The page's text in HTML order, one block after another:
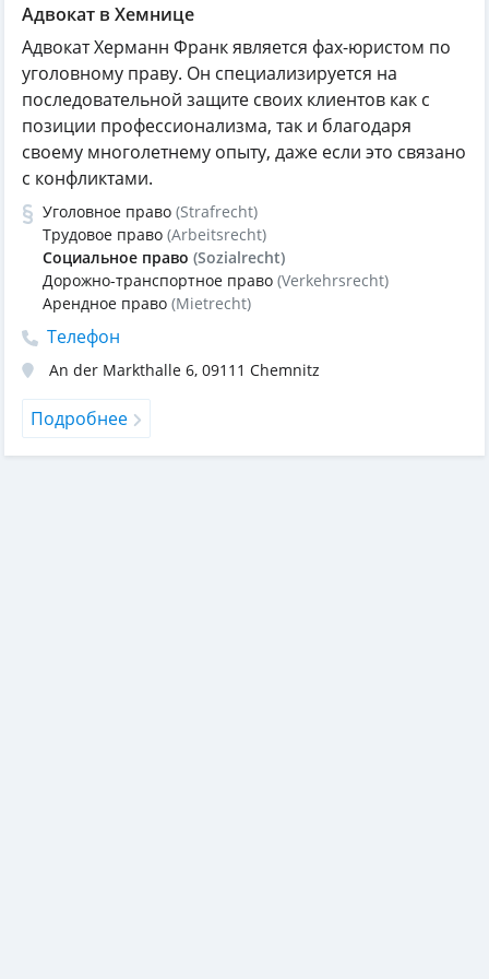
Адвокат в Хемнице
Адвокат Херманн Франк является фах-юристом по
уголовному праву. Он специализируется на
последовательной защите своих клиентов как с
позиции профессионализма, так и благодаря
своему многолетнему опыту, даже если это связано
с конфликтами.
Уголовное право (Strafrecht)
Трудовое право (Arbeitsrecht)
Социальное право (Sozialrecht)
Дорожно-транспортное право (Verkehrsrecht)
Арендное право (Mietrecht)
Телефон
An der Markthalle 6, 09111 Chemnitz
Подробнее